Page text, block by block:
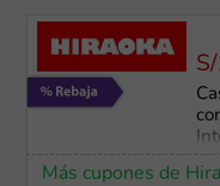
Más cupones de